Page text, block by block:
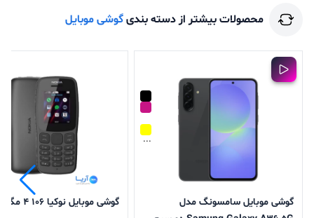
محصولات بیشتر از دسته بندیگوشی موبایل
...
گوشی موبایل سامسونگ مدل
گوشی موبایل نوکیا 106 4 مگابایت